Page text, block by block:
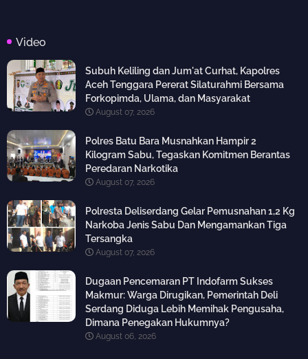
Video
Subuh Keliling dan Jum'at Curhat, Kapolres
Aceh Tenggara Pererat Silaturahmi Bersama
Forkopimda, Ulama, dan Masyarakat
August 07, 2026
Polres Batu Bara Musnahkan Hampir 2
Kilogram Sabu, Tegaskan Komitmen Berantas
Peredaran Narkotika
August 07, 2026
Polresta Deliserdang Gelar Pemusnahan 1,2 Kg
Narkoba Jenis Sabu Dan Mengamankan Tiga
Tersangka
August 07, 2026
Dugaan Pencemaran PT Indofarm Sukses
Makmur: Warga Dirugikan, Pemerintah Deli
Serdang Diduga Lebih Memihak Pengusaha,
Dimana Penegakan Hukumnya?
August 06, 2026